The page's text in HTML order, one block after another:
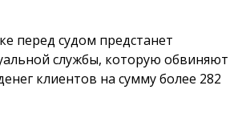
перед судом предстанет
службы, которую обвиняют
клиентов на сумму более 282